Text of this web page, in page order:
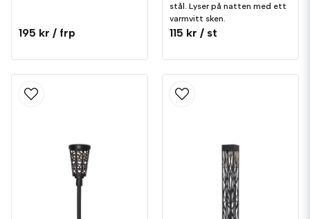
195 kr / frp
stål. Lyser på natten med ett
varmvitt sken.
115 kr / st